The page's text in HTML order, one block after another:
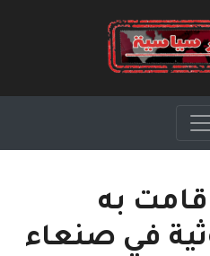
قامت به
في صنعاء